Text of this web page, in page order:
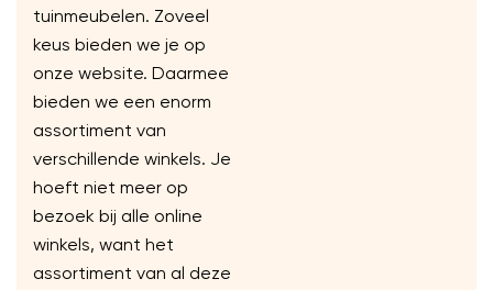
tuinmeubelen. Zoveel
keus bieden we je op
onze website. Daarmee
bieden we een enorm
assortiment van
verschillende winkels. Je
hoeft niet meer op
bezoek bij alle online
winkels, want het
assortiment van al deze